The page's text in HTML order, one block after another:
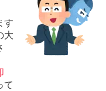
す
大
て